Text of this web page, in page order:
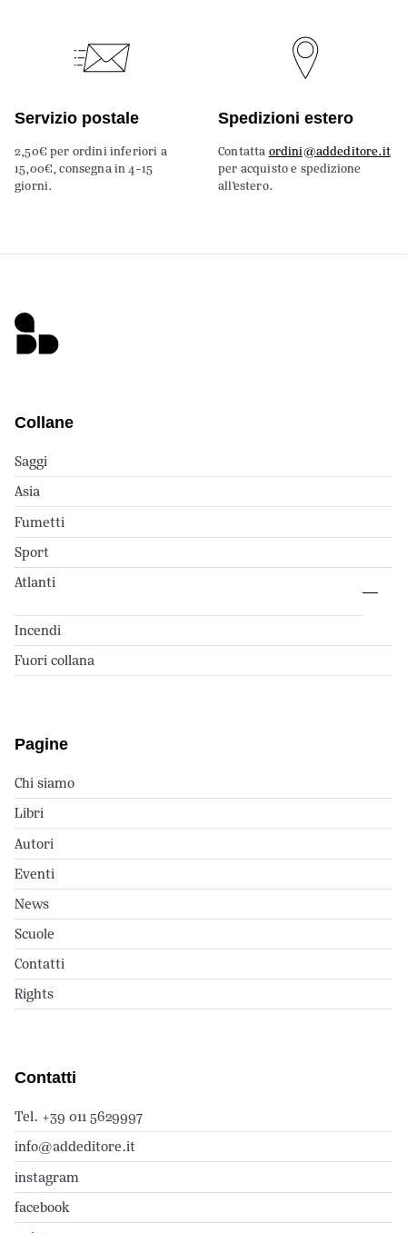
Servizio postale
2,50€ per ordini inferiori a
15,00€, consegna in 4-15
giorni.
Spedizioni estero
Contatta ordini@addeditore.it
per acquisto e spedizione
all’estero.
Collane
Saggi
Asia
Fumetti
Sport
Atlanti
Incendi
Fuori collana
Pagine
Chi siamo
Libri
Autori
Eventi
News
Scuole
Contatti
Rights
Contatti
Tel. +39 011 5629997
info@addeditore.it
instagram
facebook